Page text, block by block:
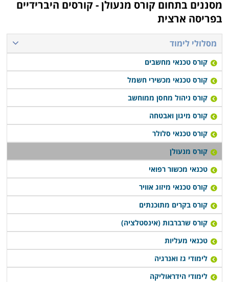
מסננים בתחום קורס מנעולן - קורסים היברידיים
בפריסה ארצית
מסלולי לימוד
קורס טכנאי מחשבים
קורס טכנאי מכשירי חשמל
קורס ניהול מחסן ממוחשב
קורס מיגון ואבטחה
קורס טכנאי סלולר
קורס מנעולן
טכנאי מכשור רפואי
קורס טכנאי מיזוג אוויר
קורס בקרים מתוכנתים
קורס שרברבות (אינסטלציה)
טכנאי מעליות
לימודי גז ואנרגיה
לימודי הידראוליקה